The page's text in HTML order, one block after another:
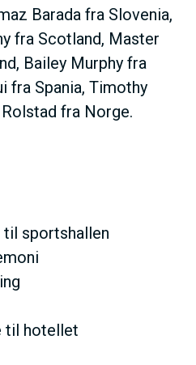
Barada fra Slovenia,
fra Scotland, Master
Bailey Murphy fra
fra Spania, Timothy
fra Norge.
til sportshallen
til hotellet